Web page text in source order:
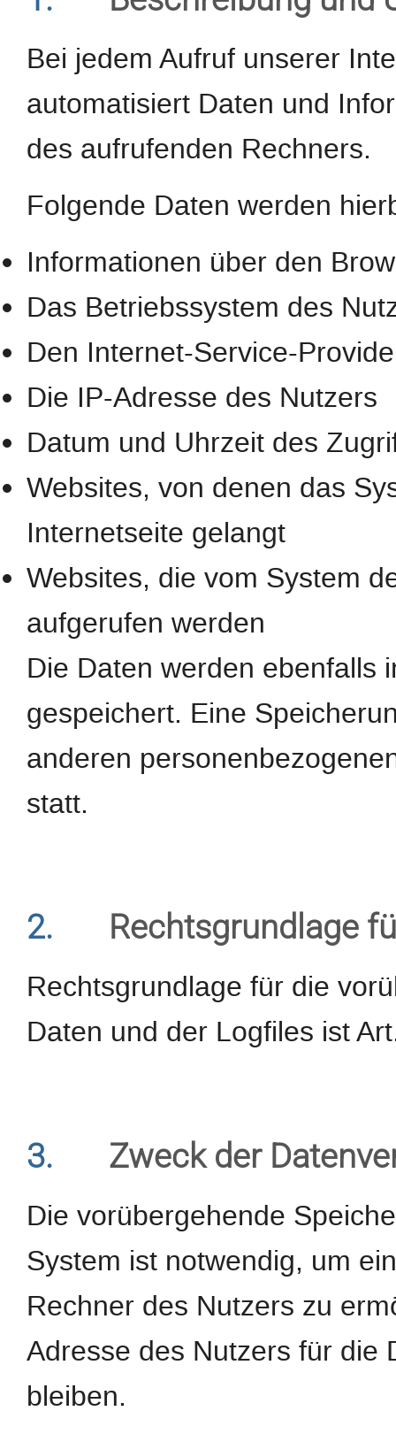
Bei jedem Aufruf unserer
automatisiert Daten und
des aufrufenden Rechners.
Folgende Daten werden
Informationen über den
Das Betriebssystem des
Den Internet-Service-
Die IP-Adresse des Nutzers
Datum und Uhrzeit des
Websites, von denen das
Internetseite gelangt
Websites, die vom System
aufgerufen werden
Die Daten werden ebenfalls
gespeichert. Eine
anderen
statt.
2. Rechtsgrundlage
Rechtsgrundlage für die
Daten und der Logfiles ist
3. Zweck der
Die vorübergehende
System ist notwendig, um
Rechner des Nutzers zu
Adresse des Nutzers für die
bleiben.